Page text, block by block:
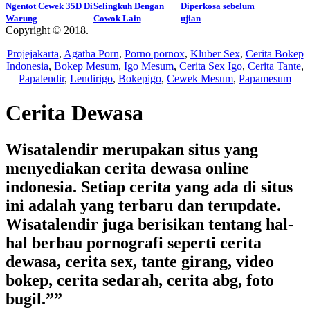
Ngentot Cewek 35D Di
Warung
Selingkuh Dengan
Cowok Lain
Diperkosa sebelum
ujian
Copyright © 2018.
Projejakarta, Agatha Porn, Porno pornox, Kluber Sex, Cerita Bokep
Indonesia, Bokep Mesum, Igo Mesum, Cerita Sex Igo, Cerita Tante,
Papalendir, Lendirigo, Bokepigo, Cewek Mesum, Papamesum
Cerita Dewasa
Wisatalendir merupakan situs yang
menyediakan cerita dewasa online
indonesia. Setiap cerita yang ada di situs
ini adalah yang terbaru dan terupdate.
Wisatalendir juga berisikan tentang hal-
hal berbau pornografi seperti cerita
dewasa, cerita sex, tante girang, video
bokep, cerita sedarah, cerita abg, foto
bugil.””